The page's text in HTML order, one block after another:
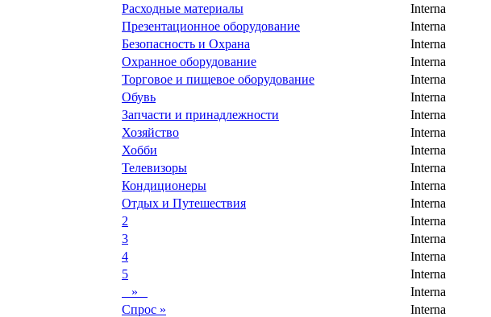
Расходные материалы
Interna
Презентационное оборудование
Interna
Безопасность и Охрана
Interna
Охранное оборудование
Interna
Торговое и пищевое оборудование
Interna
Обувь
Interna
Запчасти и принадлежности
Interna
Хозяйство
Interna
Хобби
Interna
Телевизоры
Interna
Кондиционеры
Interna
Отдых и Путешествия
Interna
2
Interna
3
Interna
4
Interna
5
Interna
»
Interna
Спрос »
Interna